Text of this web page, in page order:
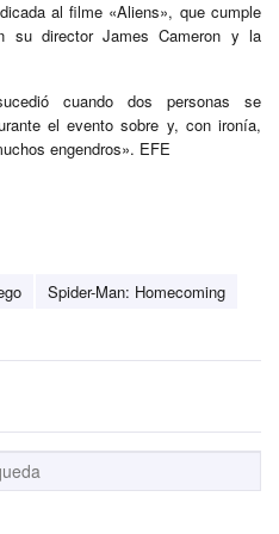
al filme «Aliens», que cumple
su director James Cameron y la
cuando dos personas se
el evento sobre y, con ironía,
engendros». EFE
Spider-Man: Homecoming